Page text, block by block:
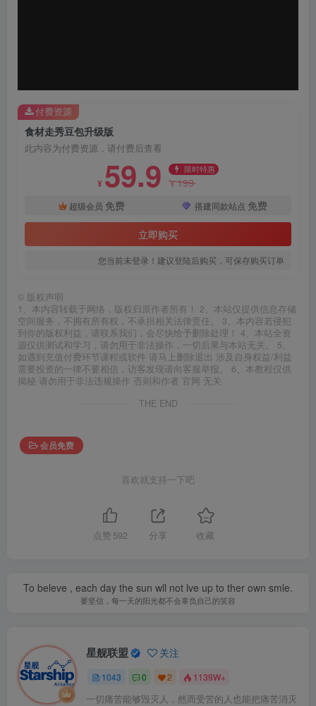
食材走秀豆包升级版
此内容为付费资源，请付费后查看
¥ 59.9 限时特惠
¥199
超级会员 免费 搭建同款站点 免费
立即购买
您当前未登录！建议登陆后购买，可保存购买订单
付费资源
© 版权声明
1、本内容转载于网络，版权归原作者所有！ 2、本站仅提供信息存储
空间服务，不拥有所有权，不承担相关法律责任。 3、本内容若侵犯
到你的版权利益，请联系我们，会尽快给予删除处理！ 4、本站全资
源仅供测试和学习，请勿用于非法操作，一切后果与本站无关。 5、
如遇到充值付费环节课程或软件 请马上删除退出 涉及自身权益/利益
需要投资的一律不要相信，访客发现请向客服举报。 6、本教程仅供
揭秘 请勿用于非法违规操作 否则和作者 官网 无关
THE END
会员免费
喜欢就支持一下吧
点赞 592 分享 收藏
To beleve , each day the sun wll not lve up to ther own smle.
要坚信，每一天的阳光都不会辜负自己的笑容
星舰联盟 关注
1043 0 2 1139W+
一切痛苦能够毁灭人，然而受苦的人也能把痛苦消灭